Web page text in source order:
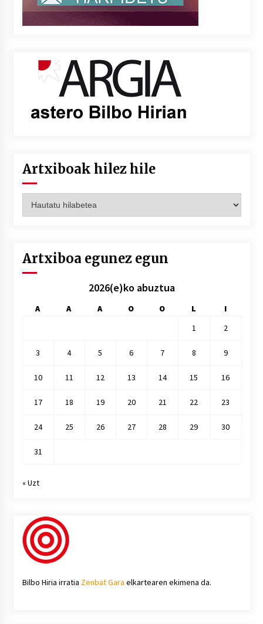
Artxiboak hilez hile
hilez
Artxiboa egunez egun
2026(e)ko abuztua
A A A O O L
I
1
2
3 4 5 6 7 8 9
10 11 12 13 14 15 16
17 18 19 20 21 22 23
24 25 26 27 28 29 30
31
« Uzt
Bilbo Hiria irratia Zenbat Gara elkartearen ekimena da.